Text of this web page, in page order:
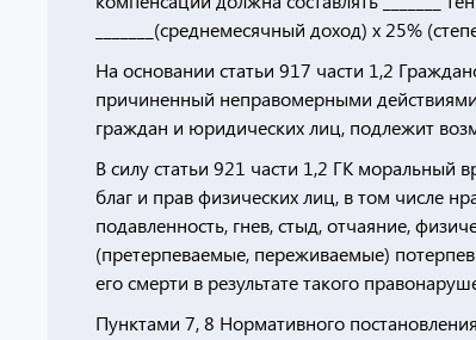
_______(среднемесячный доход) х 25%
На основании статьи 917 части 1,2
причиненный неправомерными
граждан и юридических лиц, подлежит
В силу статьи 921 части 1,2 ГК
благ и прав физических лиц, в том числе
подавленность, гнев, стыд, отчаяние,
(претерпеваемые, переживаемые)
его смерти в результате такого
Пунктами 7, 8 Нормативного